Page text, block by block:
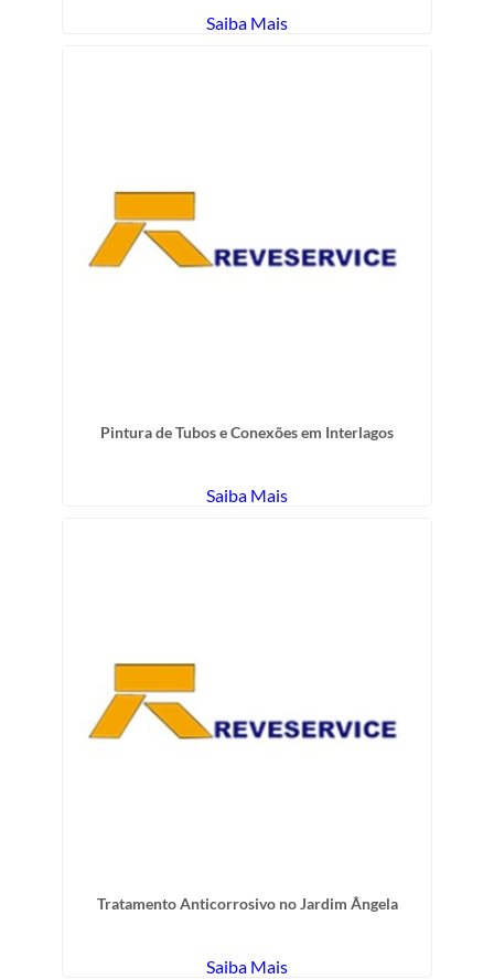
Saiba Mais
Pintura de Tubos e Conexões em Interlagos
Saiba Mais
Tratamento Anticorrosivo no Jardim Ângela
Saiba Mais